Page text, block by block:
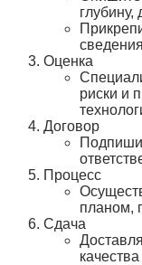
глубину,
Оценка
риски и
Договор
Процесс
планом,
Сдача